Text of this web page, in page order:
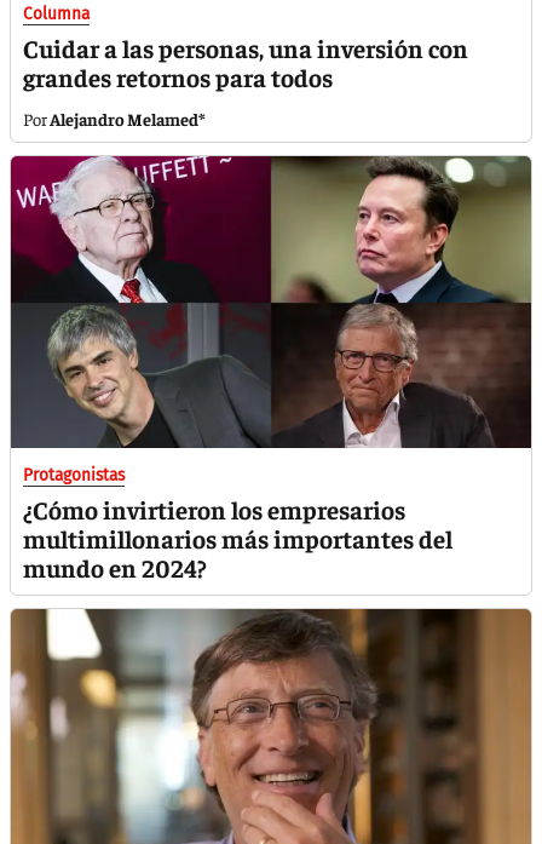
Columna
Cuidar a las personas, una inversión con
grandes retornos para todos
Alejandro Melamed*
Protagonistas
¿Cómo invirtieron los empresarios
multimillonarios más importantes del
mundo en 2024?